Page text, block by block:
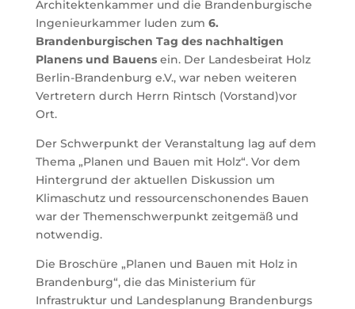
Architektenkammer und die Brandenburgische
Ingenieurkammer luden zum 6.
Brandenburgischen Tag des nachhaltigen
Planens und Bauensein. Der Landesbeirat Holz
Berlin-Brandenburg e.V., war neben weiteren
Vertretern durch Herrn Rintsch (Vorstand)vor
Ort.
Der Schwerpunkt der Veranstaltung lag auf dem
Thema „Planen und Bauen mit Holz“. Vor dem
Hintergrund der aktuellen Diskussion um
Klimaschutz und ressourcenschonendes Bauen
war der Themenschwerpunkt zeitgemäß und
notwendig.
Die Broschüre „Planen und Bauen mit Holz in
Brandenburg“, die das Ministerium für
Infrastruktur und Landesplanung Brandenburgs